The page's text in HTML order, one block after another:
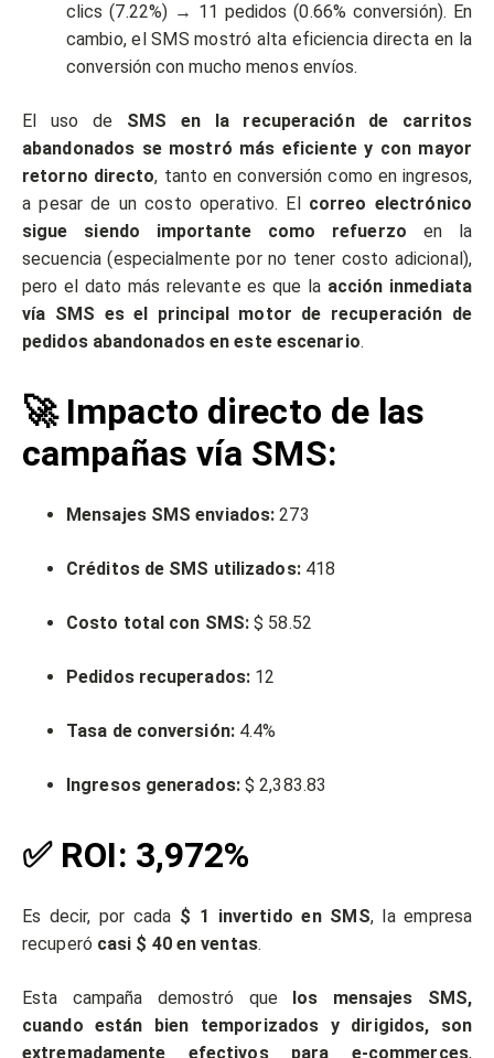
clics (7.22%) → 11 pedidos (0.66% conversión). En
cambio, el SMS mostró alta eficiencia directa en la
conversión con mucho menos envíos.
El uso de SMS en la recuperación de carritos
abandonados se mostró más eficiente y con mayor
retorno directo, tanto en conversión como en ingresos,
a pesar de un costo operativo. El correo electrónico
sigue siendo importante como refuerzo en la
secuencia (especialmente por no tener costo adicional),
pero el dato más relevante es que la acción inmediata
vía SMS es el principal motor de recuperación de
pedidos abandonados en este escenario.
🚀 Impacto directo de las
campañas vía SMS:
Mensajes SMS enviados: 273
Créditos de SMS utilizados:418
Costo total con SMS: $ 58.52
Pedidos recuperados: 12
Tasa de conversión:4.4%
Ingresos generados:$ 2,383.83
✅ ROI: 3,972%
Es decir, por cada $ 1 invertido en SMS, la empresa
recuperó casi $ 40 en ventas.
Esta campaña demostró que los mensajes SMS,
cuando están bien temporizados y dirigidos, son
extremadamente efectivos para e-commerces,